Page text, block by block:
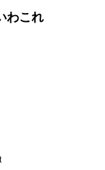
わこれ